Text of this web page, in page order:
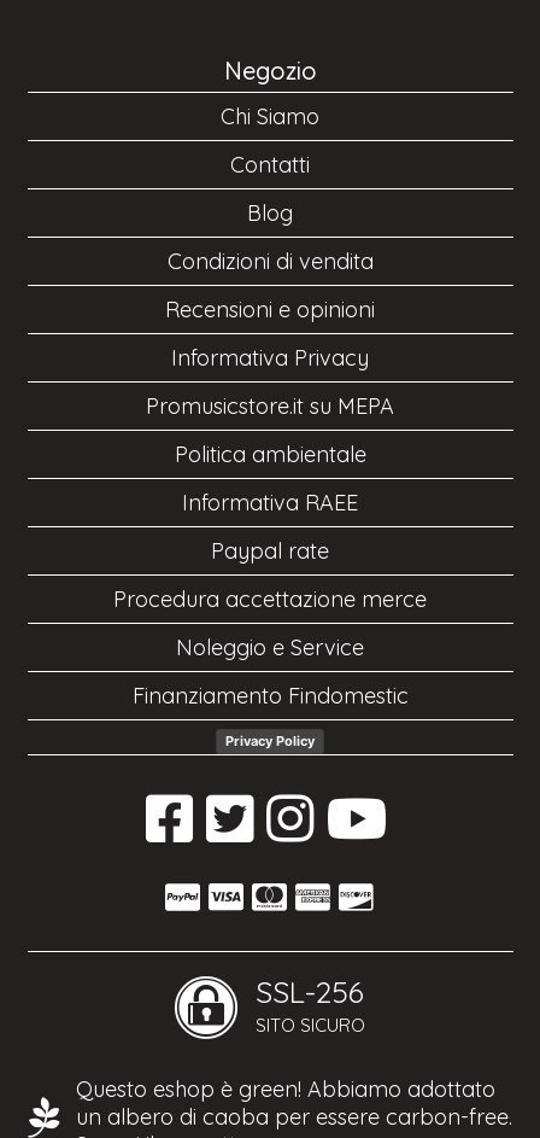
Negozio
Chi Siamo
Contatti
Blog
Condizioni di vendita
Recensioni e opinioni
Informativa Privacy
Promusicstore.it su MEPA
Politica ambientale
Informativa RAEE
Paypal rate
Procedura accettazione merce
Noleggio e Service
Finanziamento Findomestic
Privacy Policy
SSL-256
SITO SICURO
Questo eshop è green! Abbiamo adottato
un albero di caoba per essere carbon-free.